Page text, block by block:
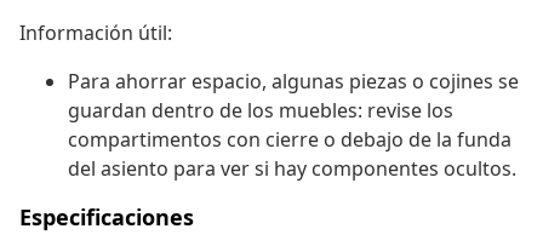
Información útil:
Para ahorrar espacio, algunas piezas o cojines se
guardan dentro de los muebles: revise los
compartimentos con cierre o debajo de la funda
del asiento para ver si hay componentes ocultos.
Especificaciones